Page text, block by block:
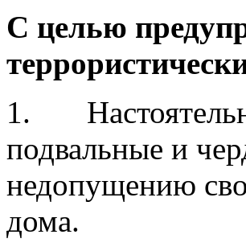
С целью
1.
подвальные и
недопущению
дома.